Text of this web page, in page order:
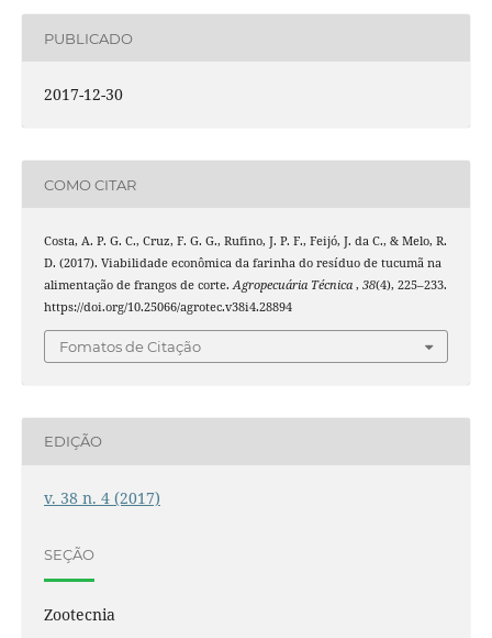
PUBLICADO
2017-12-30
COMO CITAR
Costa, A. P. G. C., Cruz, F. G. G., Rufino, J. P. F., Feijó, J. da C., & Melo, R.
D. (2017). Viabilidade econômica da farinha do resíduo de tucumã na
alimentação de frangos de corte.Agropecuária Técnica , 38(4), 225–233.
https://doi.org/10.25066/agrotec.v38i4.28894
Fomatos de Citação
EDIÇÃO
v. 38 n. 4 (2017)
SEÇÃO
Zootecnia